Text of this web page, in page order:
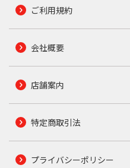
ご利用規約
会社概要
店舗案内
特定商取引法
プライバシーポリシー